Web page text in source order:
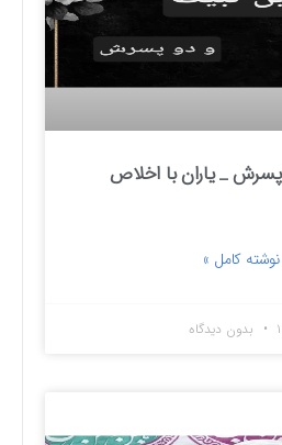
_ یاران با اخلاص
کامل »
بدون دیدگاه